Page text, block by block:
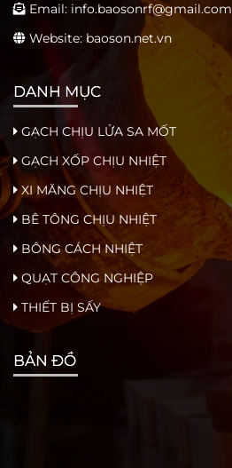
Email: info.baosonrf@gmail.com
Website: baoson.net.vn
DANH MỤC
GẠCH CHỊU LỬA SA MỐT
GẠCH XỐP CHỊU NHIỆT
XI MĂNG CHỊU NHIỆT
BÊ TÔNG CHỊU NHIỆT
BÔNG CÁCH NHIỆT
QUẠT CÔNG NGHIỆP
THIẾT BỊ SẤY
BẢN ĐỒ